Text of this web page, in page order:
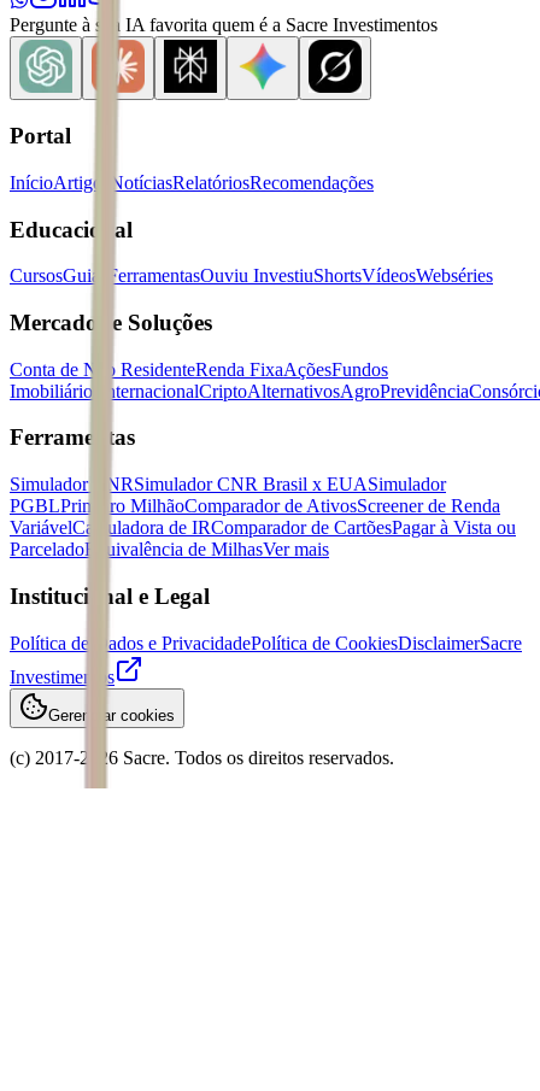
Pergunte à sua IA favorita quem é a Sacre Investimentos
Portal
InícioArtigos NotíciasRelatóriosRecomendações
Educacional
CursosGuias FerramentasOuviu InvestiuShortsVídeosWebséries
Mercados e Soluções
Conta de Não ResidenteRenda FixaAçõesFundos
Imobiliários
InternacionalCriptoAlternativosAgroPrevidência
Ferramentas
Simulador CNRSimulador CNR Brasil x EUASimulador
PGBLPrimeiro MilhãoComparador de AtivosScreener de Renda
VariávelCalculadora de IRComparador de CartõesPagar à Vista ou
ParceladoEquivalência de MilhasVer mais
Institucional e Legal
Política de Dados e PrivacidadePolítica de CookiesDisclaimerSacre
Investimentos
Gerenciar cookies
(c) 2017-2026 Sacre. Todos os direitos reservados.